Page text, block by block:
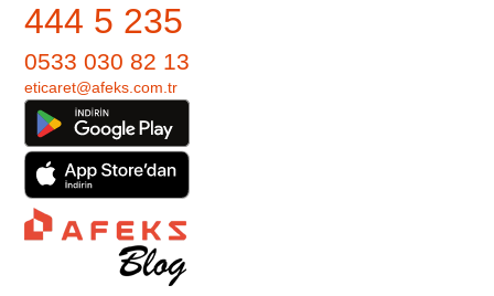
444 5 235
0533 030 82 13
eticaret@afeks.com.tr